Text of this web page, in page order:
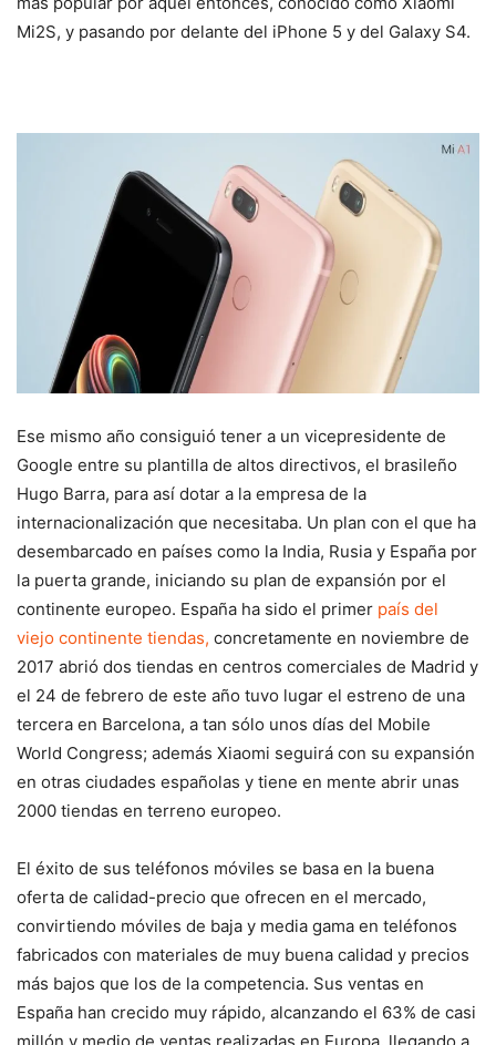
Mi2S, y pasando por delante del iPhone 5 y del Galaxy S4.
Ese mismo año consiguió tener a un vicepresidente de
Google entre su plantilla de altos directivos, el brasileño
Hugo Barra, para así dotar a la empresa de la
internacionalización que necesitaba. Un plan con el que ha
desembarcado en países como la India, Rusia y España por
la puerta grande, iniciando su plan de expansión por el
continente europeo. España ha sido el primer país del
viejo continente tiendas, concretamente en noviembre de
2017 abrió dos tiendas en centros comerciales de Madrid y
el 24 de febrero de este año tuvo lugar el estreno de una
tercera en Barcelona, a tan sólo unos días del Mobile
World Congress; además Xiaomi seguirá con su expansión
en otras ciudades españolas y tiene en mente abrir unas
2000 tiendas en terreno europeo.
El éxito de sus teléfonos móviles se basa en la buena
oferta de calidad-precio que ofrecen en el mercado,
convirtiendo móviles de baja y media gama en teléfonos
fabricados con materiales de muy buena calidad y precios
más bajos que los de la competencia. Sus ventas en
España han crecido muy rápido, alcanzando el 63% de casi